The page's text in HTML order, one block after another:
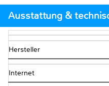
Ausstattung &
Hersteller
Internet